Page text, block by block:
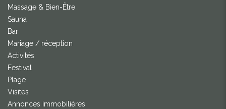
Massage & Bien-Être
Sauna
Bar
Mariage / réception
Activités
Festival
Plage
Visites
Annonces immobilières